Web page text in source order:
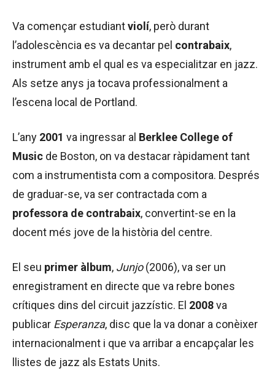
Va començar estudiantviolí, però durant
l’adolescència es va decantar pel contrabaix,
instrument amb el qual es va especialitzar en jazz.
Als setze anys ja tocava professionalment a
l’escena local de Portland.
L’any 2001 va ingressar al Berklee College of
Music de Boston, on va destacar ràpidament tant
com a instrumentista com a compositora. Després
de graduar-se, va ser contractada com a
professora de contrabaix, convertint-se en la
docent més jove de la història del centre.
El seu primer àlbum, Junjo(2006), va ser un
enregistrament en directe que va rebre bones
crítiques dins del circuit jazzístic. El 2008va
publicar Esperanza, disc que la va donar a conèixer
internacionalment i que va arribar a encapçalar les
llistes de jazz als Estats Units.